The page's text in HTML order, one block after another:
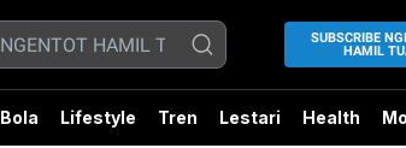
SUBSCRIBE
HAMIL
Bola Lifestyle Tren Lestari Health